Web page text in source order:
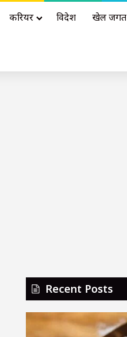
करियर विदेश खेल जगत
Recent Posts